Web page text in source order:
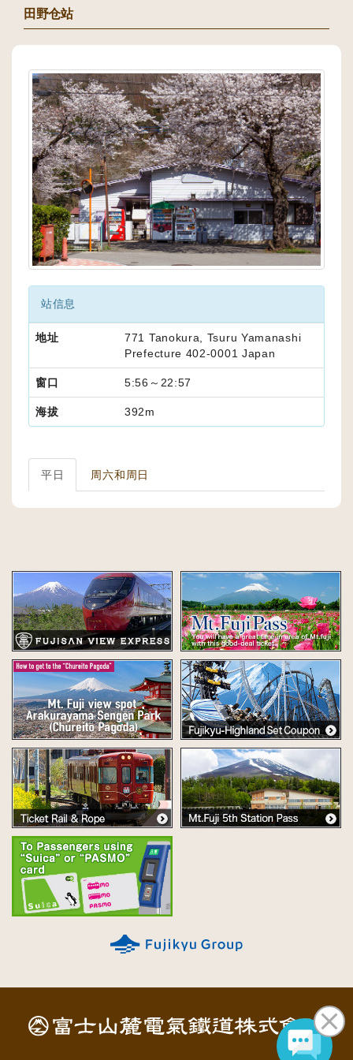
田野仓站
站信息
地址
771 Tanokura, Tsuru Yamanashi
Prefecture 402-0001 Japan
窗口 5:56～22:57
海拔 392m
平日 周六和周日